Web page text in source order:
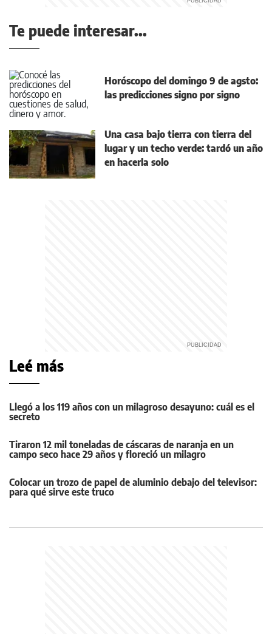
Te puede interesar...
Horóscopo del domingo 9 de agsto:
las predicciones signo por signo
Una casa bajo tierra con tierra del
lugar y un techo verde: tardó un año
en hacerla solo
Leé más
Llegó a los 119 años con un milagroso desayuno: cuál es el
secreto
Tiraron 12 mil toneladas de cáscaras de naranja en un
campo seco hace 29 años y floreció un milagro
Colocar un trozo de papel de aluminio debajo del televisor:
para qué sirve este truco